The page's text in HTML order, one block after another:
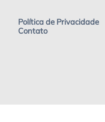
Política de Privacidade
Contato